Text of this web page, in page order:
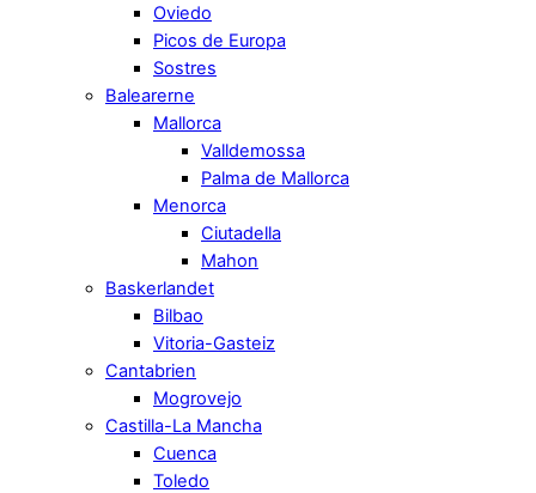
Oviedo
Picos de Europa
Sostres
Balearerne
Mallorca
Valldemossa
Palma de Mallorca
Menorca
Ciutadella
Mahon
Baskerlandet
Bilbao
Vitoria-Gasteiz
Cantabrien
Mogrovejo
Castilla-La Mancha
Cuenca
Toledo